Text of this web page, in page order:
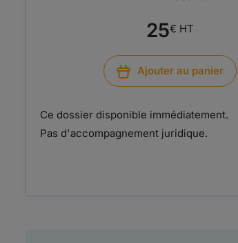
25€ HT
Ajouter au panier
Ce dossier disponible immédiatement.
Pas d'accompagnement juridique.